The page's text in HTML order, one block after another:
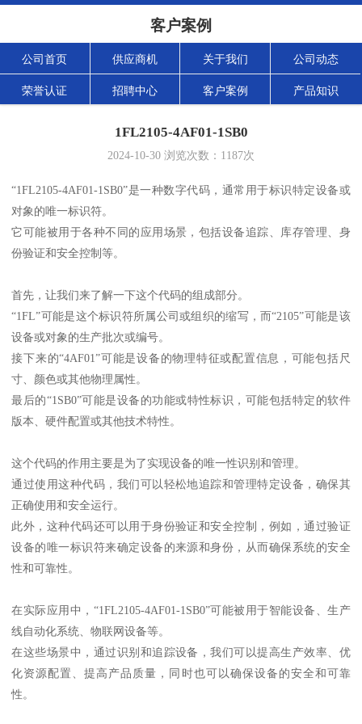
客户案例
公司首页 供应商机 关于我们 公司动态
荣誉认证 招聘中心 客户案例 产品知识
1FL2105-4AF01-1SB0
2024-10-30 浏览次数： 1187次
“1FL2105-4AF01-1SB0”是一种数字代码，通常用于标识特定设备或
对象的唯一标识符。
它可能被用于各种不同的应用场景，包括设备追踪、库存管理、身
份验证和安全控制等。
首先，让我们来了解一下这个代码的组成部分。
“1FL”可能是这个标识符所属公司或组织的缩写，而“2105”可能是该
设备或对象的生产批次或编号。
接下来的“4AF01”可能是设备的物理特征或配置信息，可能包括尺
寸、颜色或其他物理属性。
最后的“1SB0”可能是设备的功能或特性标识，可能包括特定的软件
版本、硬件配置或其他技术特性。
这个代码的作用主要是为了实现设备的唯一性识别和管理。
通过使用这种代码，我们可以轻松地追踪和管理特定设备，确保其
正确使用和安全运行。
此外，这种代码还可以用于身份验证和安全控制，例如，通过验证
设备的唯一标识符来确定设备的来源和身份，从而确保系统的安全
性和可靠性。
在实际应用中，“1FL2105-4AF01-1SB0”可能被用于智能设备、生产
线自动化系统、物联网设备等。
在这些场景中，通过识别和追踪设备，我们可以提高生产效率、优
化资源配置、提高产品质量，同时也可以确保设备的安全和可靠
性。